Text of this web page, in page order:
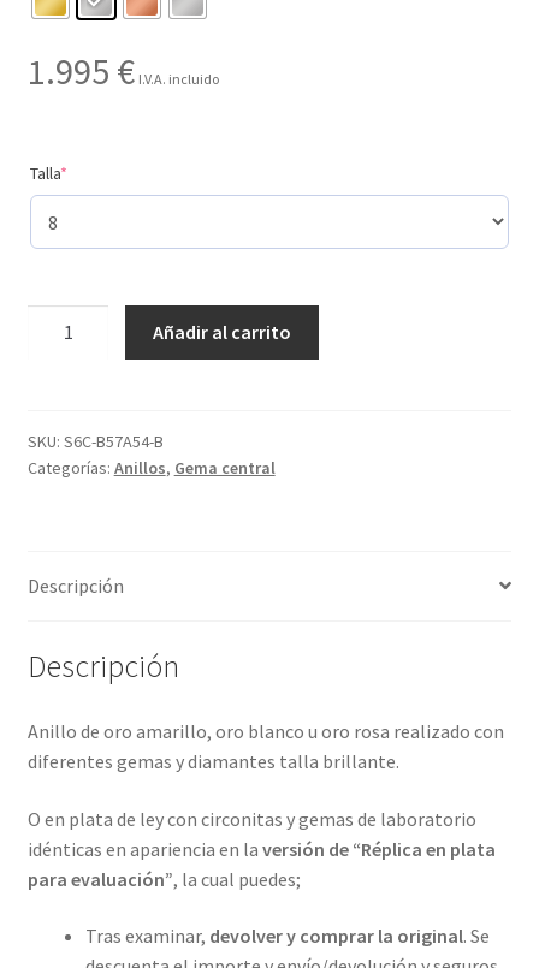
1.995 € I.V.A. incluido
Talla*(required)
y
con
ref-
cantidad
Añadir al carrito
SKU: S6C-B57A54-B
Categorías: Anillos, Gema central
Descripción
Descripción
Anillo de oro amarillo, oro blanco u oro rosa realizado con
diferentes gemas y diamantes talla brillante.
O en plata de ley con circonitas y gemas de laboratorio
idénticas en apariencia en la versión de “Réplica en plata
para evaluación”, la cual puedes;
Tras examinar, devolver y comprar la original. Se